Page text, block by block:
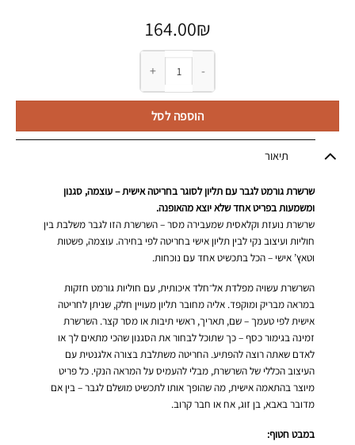
164.00₪
כמות של שרשרת גורמט לגבר עם תליון לסוגר
הוספה לסל
תיאור
שרשרת גורמט לגבר עם תליון לסוגר בחריטה אישית – עוצמה, סגנון
ומשמעות בפריט אחד שלא יוצא מהאופנה.
שרשרת נועזת וקלאסית שמעבירה מסר – השרשרת הזו לגבר משלבת בין
חוליות ועיצוב נקי לבין תליון אישי בחריטה לפי בחירה. עוצמה, פשטות
וטאץ’ אישי – הכל בתכשיט אחד עם נוכחות.
השרשרת עשויה מפלדת אל־חלד איכותית, עם חוליות גורמט חזקות
במראה מבריק ומוקפד. אליה מחובר תליון מעויין חלק, שניתן לחריטה
אישית לפי טעמך – שם, תאריך, ראשי תיבות או מסר קצר. השרשרת
זמינה בגימור כסף – כך שתוכל לבחור את הסגנון שהכי מתאים לך או
לאדם שאתה רוצה להפתיע. החריטה משתלבת בצורה אלגנטית עם
העיצוב הכללי של השרשרת, מבלי להעמיס על המראה הנקי. כל פריט
מיוצר בהתאמה אישית, מה שהופך אותו לתכשיט מושלם לגבר – בין אם
מדובר באבא, בן זוג, אח או חבר קרוב.
במבט חטוף: